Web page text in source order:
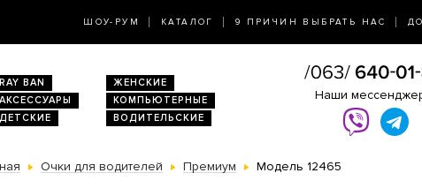
ШОУ-РУМ КАТАЛОГ 9 ПРИЧИН ВЫБРАТЬ НАС
RAY BAN
ЖЕНСКИЕ
АКСЕССУАРЫ
КОМПЬЮТЕРНЫЕ
ДЕТСКИЕ ВОДИТЕЛЬСКИЕ
Наши
Очки для водителей Премиум Модель 12465